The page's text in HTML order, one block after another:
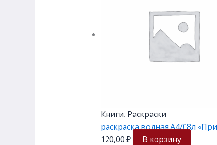
Книги, Раскраски
раскраска водная А4/08л
120,00 ₽ В корзину